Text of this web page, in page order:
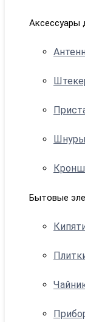
Аксессуары
Бытовые